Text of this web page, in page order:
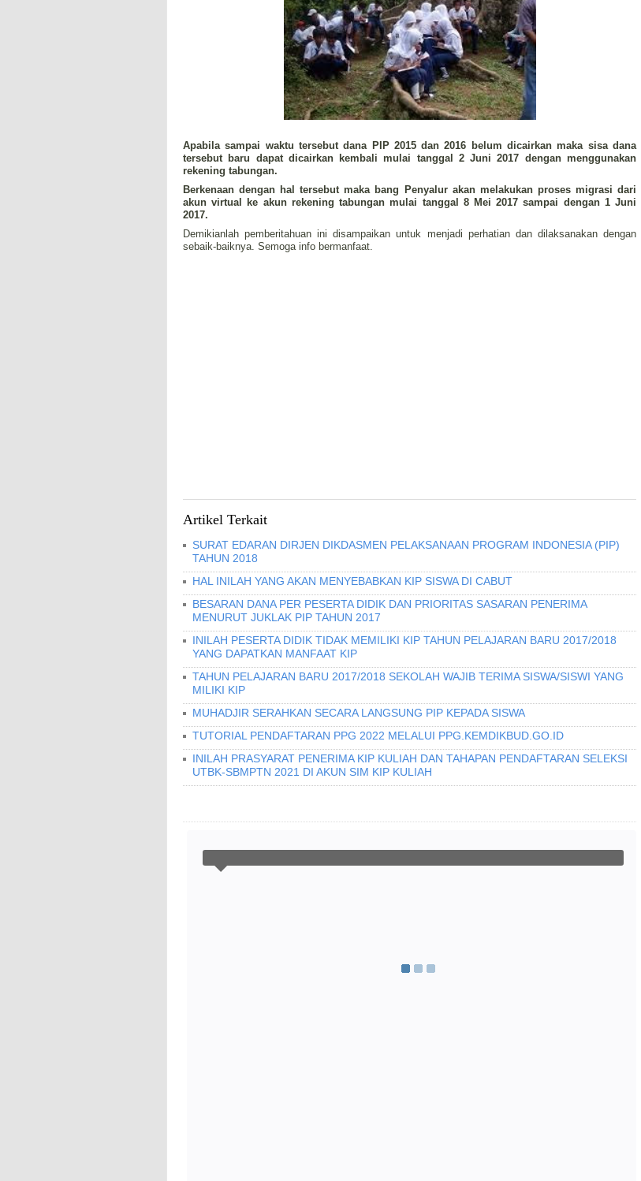
Apabila sampai waktu tersebut dana PIP 2015 dan 2016 belum dicairkan maka sisa dana
tersebut baru dapat dicairkan kembali mulai tanggal 2 Juni 2017 dengan menggunakan
rekening tabungan.
Berkenaan dengan hal tersebut maka bang Penyalur akan melakukan proses migrasi dari
akun virtual ke akun rekening tabungan mulai tanggal 8 Mei 2017 sampai dengan 1 Juni
2017.
Demikianlah pemberitahuan ini disampaikan untuk menjadi perhatian dan dilaksanakan dengan
sebaik-baiknya. Semoga info bermanfaat.
Artikel Terkait
SURAT EDARAN DIRJEN DIKDASMEN PELAKSANAAN PROGRAM INDONESIA (PIP)
TAHUN 2018
HAL INILAH YANG AKAN MENYEBABKAN KIP SISWA DI CABUT
BESARAN DANA PER PESERTA DIDIK DAN PRIORITAS SASARAN PENERIMA
MENURUT JUKLAK PIP TAHUN 2017
INILAH PESERTA DIDIK TIDAK MEMILIKI KIP TAHUN PELAJARAN BARU 2017/2018
YANG DAPATKAN MANFAAT KIP
TAHUN PELAJARAN BARU 2017/2018 SEKOLAH WAJIB TERIMA SISWA/SISWI YANG
MILIKI KIP
MUHADJIR SERAHKAN SECARA LANGSUNG PIP KEPADA SISWA
TUTORIAL PENDAFTARAN PPG 2022 MELALUI PPG.KEMDIKBUD.GO.ID
INILAH PRASYARAT PENERIMA KIP KULIAH DAN TAHAPAN PENDAFTARAN SELEKSI
UTBK-SBMPTN 2021 DI AKUN SIM KIP KULIAH